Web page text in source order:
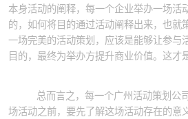
本身活动的阐释，每一个企业举办一场活
的，如何将目的通过活动阐释出来，也就
一场完美的活动策划，应该是能够让参与
目的，最终为举办方提升商业价值。这才
总而言之，每一个广州活动策划公
场活动之前，要先了解这场活动存在的意